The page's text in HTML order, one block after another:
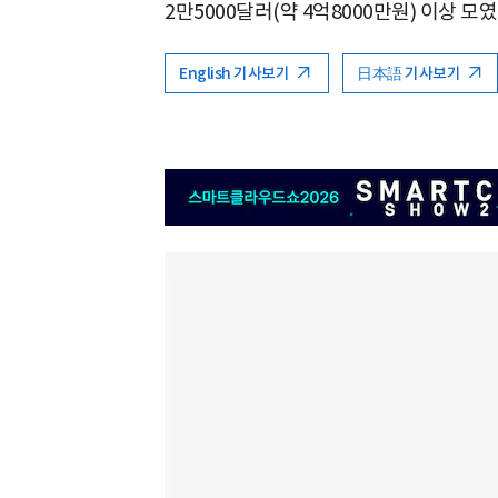
2만5000달러(약 4억8000만원) 이상 모
English 기사보기 日本語 기사보기